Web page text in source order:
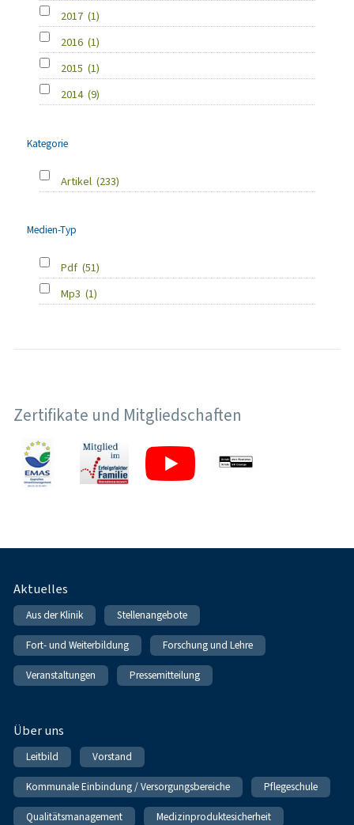
2017 (1)
2016 (1)
2015 (1)
2014 (9)
Kategorie
Artikel (233)
Medien-Typ
Pdf (51)
Mp3 (1)
Zertifikate und Mitgliedschaften
Fußnavigation
Aktuelles
Aus der Klinik Stellenangebote
Fort- und Weiterbildung Forschung und Lehre
Veranstaltungen Pressemitteilung
Über uns
Leitbild Vorstand
Kommunale Einbindung / Versorgungsbereiche Pflegeschule
Qualitätsmanagement Medizinproduktesicherheit